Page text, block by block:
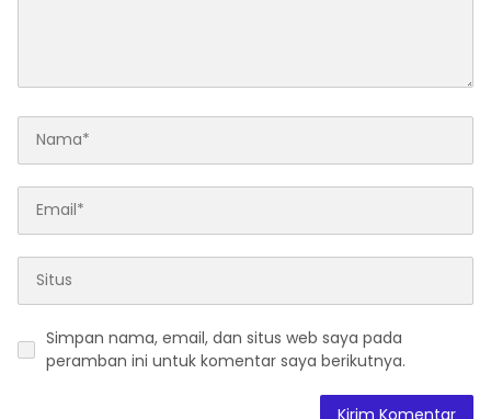
Simpan nama, email, dan situs web saya pada
peramban ini untuk komentar saya berikutnya.